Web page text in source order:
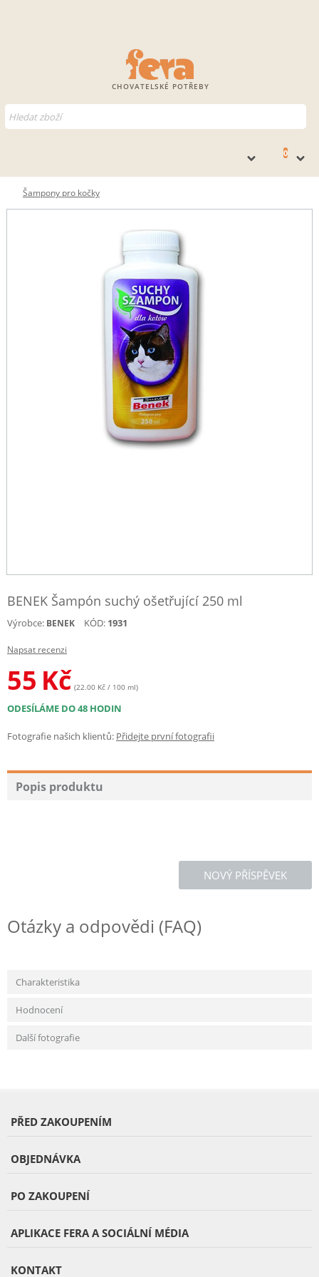
CHOVATELSKÉ POTŘEBY
0
Šampony pro kočky
BENEK Šampón suchý ošetřující 250 ml
Výrobce: BENEK KÓD: 1931
Napsat recenzi
55 Kč (22.00 Kč / 100 ml)
ODESÍLÁME DO 48 HODIN
Fotografie našich klientů: Přidejte první fotografii
Popis produktu
NOVÝ PŘÍSPĚVEK
Otázky a odpovědi (FAQ)
Charakteristika
Hodnocení
Další fotografie
PŘED ZAKOUPENÍM
OBJEDNÁVKA
PO ZAKOUPENÍ
APLIKACE FERA A SOCIÁLNÍ MÉDIA
KONTAKT